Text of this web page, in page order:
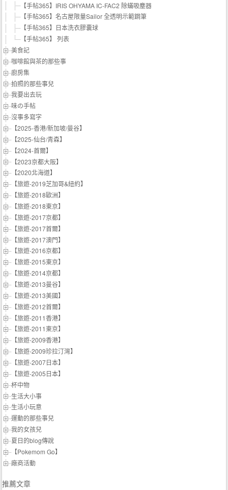
【手帖365】IRIS OHYAMA IC-FAC2 除蟎吸塵器
【手帖365】名古屋限量Sailor 全透明示範鋼筆
【手帖365】日本洗衣膠囊球
【手帖365】 列表
美食記
咖啡館與茶的那些事
廚房集
拍照的那些事兒
我要出去玩
味の手帖‬
沒事多寫字
【2025-香港/新加坡/曼谷】
【2025-仙台/青森】
【2024-首爾】
【2023京都大阪】
【2020北海道】
【旅遊-2019芝加哥&紐約】
【旅遊-2018歐洲】
【旅遊-2018東京】
【旅遊-2017京都】
【旅遊-2017首爾】
【旅遊-2017澳門】
【旅遊-2016京都】
【旅遊-2015東京】
【旅遊-2014京都】
【旅遊-2013曼谷】
【旅遊-2013美國】
【旅遊-2012首爾】
【旅遊-2011香港】
【旅遊-2011東京】
【旅遊-2009香港】
【旅遊-2009珍拉汀灣】
【旅遊-2007日本】
【旅遊-2005日本】
杯中物
生活大小事
生活小玩意
運動的那些事兒
我的女孩兒
夏日的blog傳說
【Pokemom Go】
廠商活動
推薦文章